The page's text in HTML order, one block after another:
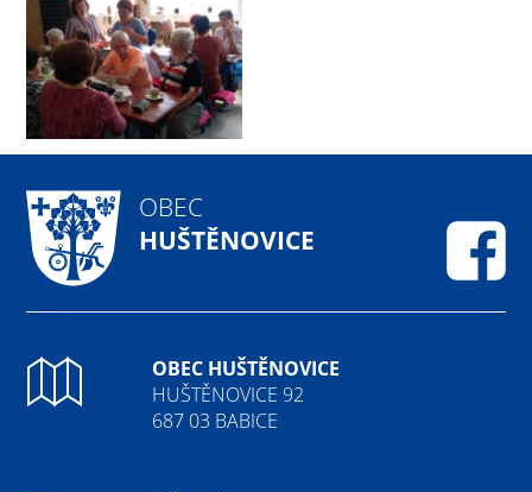
OBEC
HUŠTĚNOVICE
OBEC HUŠTĚNOVICE
HUŠTĚNOVICE 92
687 03 BABICE